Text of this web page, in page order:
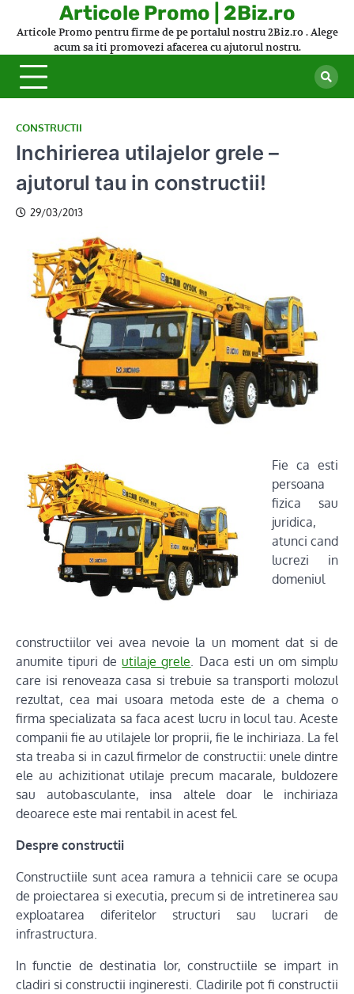
Articole Promo | 2Biz.ro
Articole Promo pentru firme de pe portalul nostru 2Biz.ro . Alege
acum sa iti promovezi afacerea cu ajutorul nostru.
CONSTRUCTII
Inchirierea utilajelor grele –
ajutorul tau in constructii!
29/03/2013
Fie ca esti
persoana
fizica sau
juridica,
atunci cand
lucrezi in
domeniul
constructiilor vei avea nevoie la un moment dat si de
anumite tipuri deutilaje grele. Daca esti un om simplu
care isi renoveaza casa si trebuie sa transporti molozul
rezultat, cea mai usoara metoda este de a chema o
firma specializata sa faca acest lucru in locul tau. Aceste
companii fie au utilajele lor proprii, fie le inchiriaza. La fel
sta treaba si in cazul firmelor de constructii: unele dintre
ele au achizitionat utilaje precum macarale, buldozere
sau autobasculante, insa altele doar le inchiriaza
deoarece este mai rentabil in acest fel.
Despre constructii
Constructiile sunt acea ramura a tehnicii care se ocupa
de proiectarea si executia, precum si de intretinerea sau
exploatarea diferitelor structuri sau lucrari de
infrastructura.
In functie de destinatia lor, constructiile se impart in
cladiri si constructii ingineresti. Cladirile pot fi constructii